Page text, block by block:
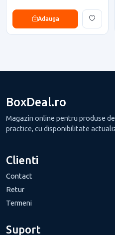
Adauga
BoxDeal.ro
Magazin online pentru produse
practice, cu disponibilitate
Clienti
Contact
Retur
Termeni
Suport